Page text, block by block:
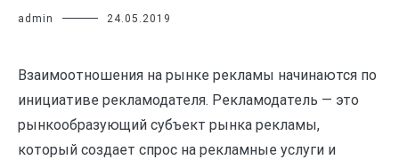
admin 24.05.2019
Взаимоотношения на рынке рекламы начинаются по
инициативе рекламодателя. Рекламодатель — это
рынкообразующий субъект рынка рекламы,
который создает спрос на рекламные услуги и